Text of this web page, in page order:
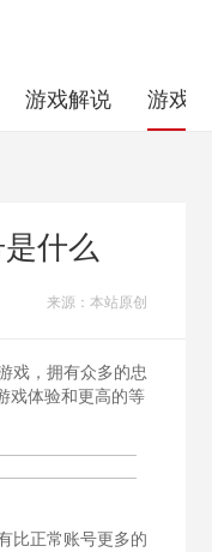
游戏解说 游戏
什么
来源：本站原创
戏，拥有众多的忠
戏体验和更高的等
比正常账号更多的